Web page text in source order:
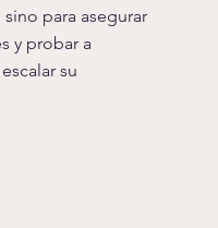
para asegurar
y probar a
su